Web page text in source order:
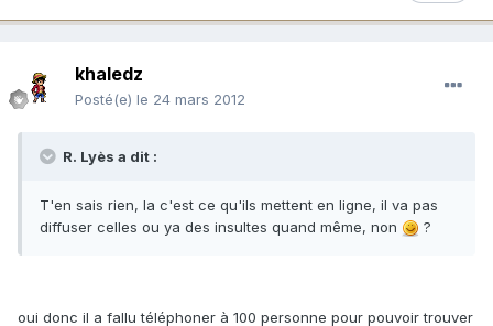
khaledz
Posté(e) le 24 mars 2012
R. Lyès a dit :
T'en sais rien, la c'est ce qu'ils mettent en ligne, il va pas
diffuser celles ou ya des insultes quand même, non
?
oui donc il a fallu téléphoner à 100 personne pour pouvoir trouver